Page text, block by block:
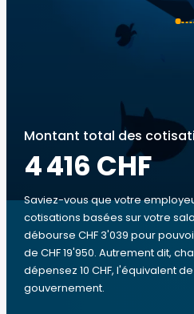
Montant total des
4 416 CHF
Saviez-vous que votre
cotisations basées sur votre
débourse CHF 3'039 pour
de CHF 19'950. Autrement dit,
dépensez 10 CHF, l'équivalent
gouvernement.